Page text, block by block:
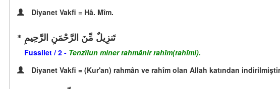
Diyanet Vakfi = Hâ. Mîm.
تَنزِيلٌ مِّنَ الرَّحْمَنِ الرَّحِيمِ
Fussilet / 2 - Tenzîlun miner rahmânir rahîm(rahîmi).
Diyanet Vakfi = (Kur'an) rahmân ve rahîm olan Allah katından